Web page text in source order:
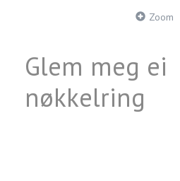
Zoom
Glem meg ei
nøkkelring